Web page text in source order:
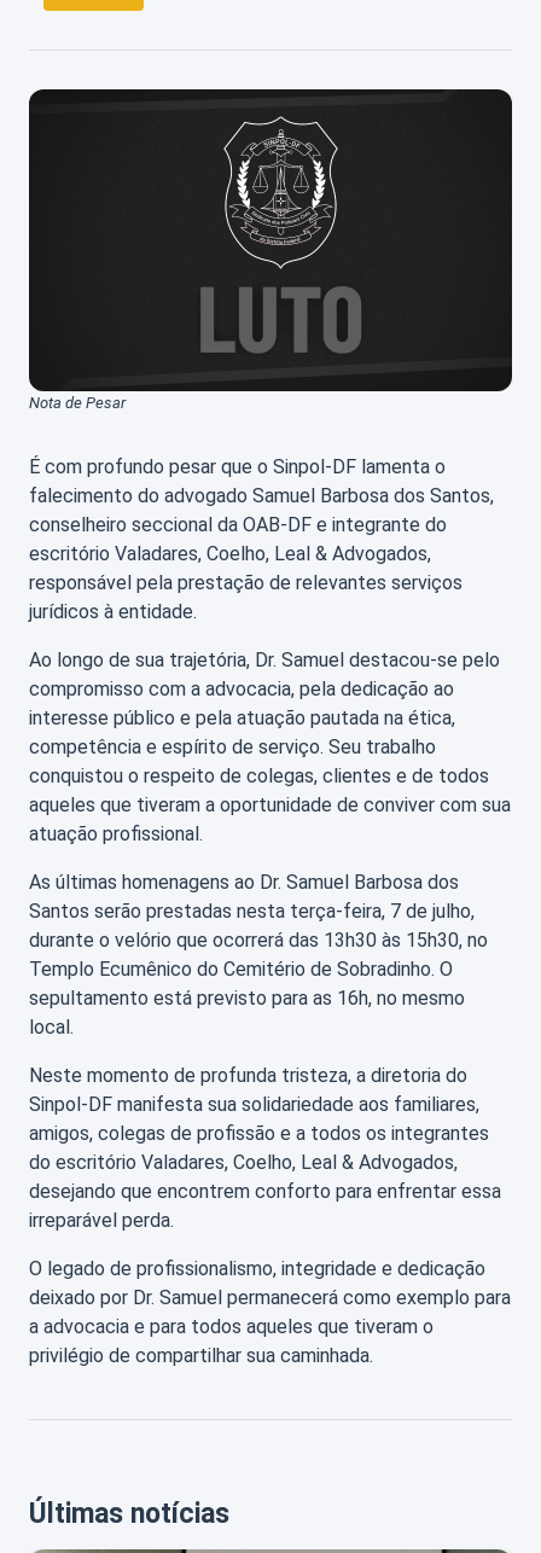
Nota de Pesar
É com profundo pesar que o Sinpol-DF lamenta o
falecimento do advogado Samuel Barbosa dos Santos,
conselheiro seccional da OAB-DF e integrante do
escritório Valadares, Coelho, Leal & Advogados,
responsável pela prestação de relevantes serviços
jurídicos à entidade.
Ao longo de sua trajetória, Dr. Samuel destacou-se pelo
compromisso com a advocacia, pela dedicação ao
interesse público e pela atuação pautada na ética,
competência e espírito de serviço. Seu trabalho
conquistou o respeito de colegas, clientes e de todos
aqueles que tiveram a oportunidade de conviver com sua
atuação profissional.
As últimas homenagens ao Dr. Samuel Barbosa dos
Santos serão prestadas nesta terça-feira, 7 de julho,
durante o velório que ocorrerá das 13h30 às 15h30, no
Templo Ecumênico do Cemitério de Sobradinho. O
sepultamento está previsto para as 16h, no mesmo
local.
Neste momento de profunda tristeza, a diretoria do
Sinpol-DF manifesta sua solidariedade aos familiares,
amigos, colegas de profissão e a todos os integrantes
do escritório Valadares, Coelho, Leal & Advogados,
desejando que encontrem conforto para enfrentar essa
irreparável perda.
O legado de profissionalismo, integridade e dedicação
deixado por Dr. Samuel permanecerá como exemplo para
a advocacia e para todos aqueles que tiveram o
privilégio de compartilhar sua caminhada.
Últimas notícias